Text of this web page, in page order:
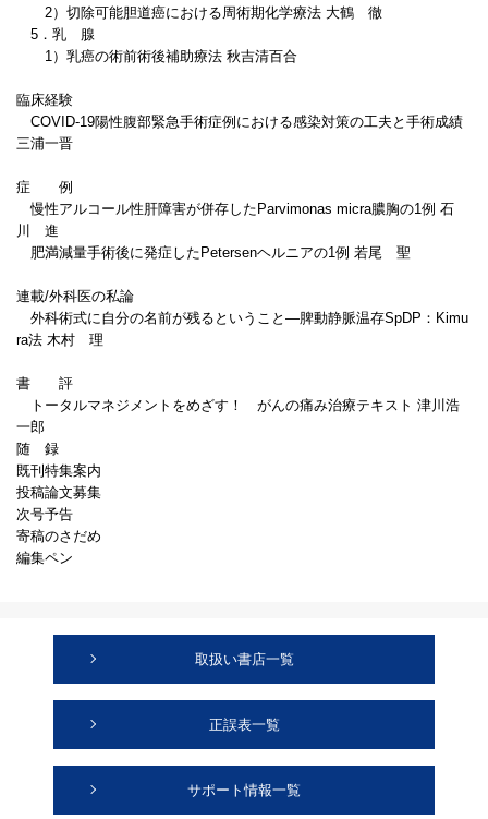
2）切除可能胆道癌における周術期化学療法 大鶴 徹
5．乳 腺
1）乳癌の術前術後補助療法 秋吉清百合
臨床経験
COVID-19陽性腹部緊急手術症例における感染対策の工夫と手術成績
三浦一晋
症 例
慢性アルコール性肝障害が併存したParvimonas micra膿胸の1例 石
川 進
肥満減量手術後に発症したPetersenヘルニアの1例 若尾 聖
連載/外科医の私論
外科術式に自分の名前が残るということ―脾動静脈温存SpDP：Kimu
ra法 木村 理
書 評
トータルマネジメントをめざす！ がんの痛み治療テキスト 津川浩
一郎
随 録
既刊特集案内
投稿論文募集
次号予告
寄稿のさだめ
編集ペン
取扱い書店一覧
正誤表一覧
サポート情報一覧